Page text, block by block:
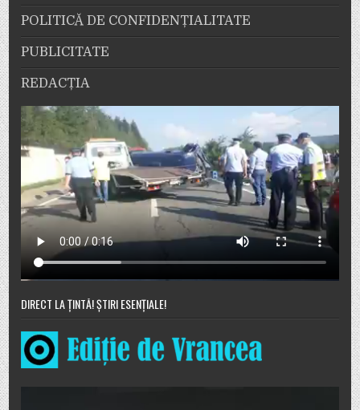
POLITICĂ DE CONFIDENȚIALITATE
PUBLICITATE
REDACȚIA
DIRECT LA ȚINTĂ! ȘTIRI ESENȚIALE!